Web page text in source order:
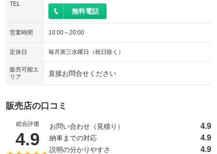
TEL
無料電話
営業時間 10:00～20:00
定休日 毎月第三水曜日（祝日除く）
販売可能エ
リア
直接お問合せください
販売店の口コミ
総合評価
4.9 （5点満点中）
お問い合わせ（見積り） 4.9
納車までの対応 4.9
説明の分かりやすさ 4.9